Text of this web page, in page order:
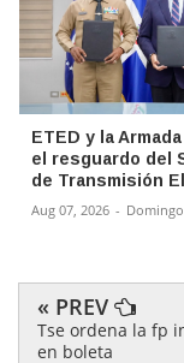
ETED y la
el resguardo del
de Transmisión
Aug 07, 2026 -
« PREV
Tse ordena la fp
en boleta